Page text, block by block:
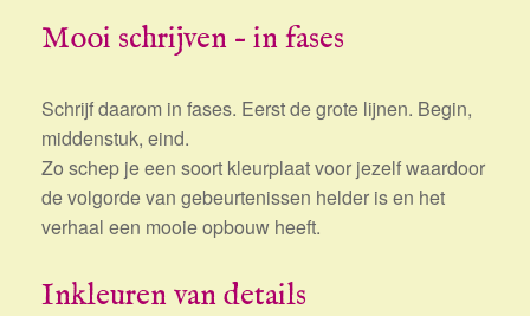
Mooi schrijven – in fases
Schrijf daarom in fases. Eerst de grote lijnen. Begin,
middenstuk, eind.
Zo schep je een soort kleurplaat voor jezelf waardoor
de volgorde van gebeurtenissen helder is en het
verhaal een mooie opbouw heeft.
Inkleuren van details